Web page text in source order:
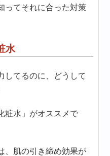
ってそれに合った対策
水
してるのに、どうして
粧水」がオススメで
、肌の引き締め効果が